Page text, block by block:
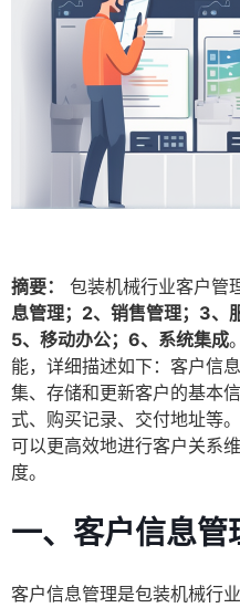
摘要： 包装机械行业客户管
息管理；2、销售管理；3、
5、移动办公；6、系统集成
能，详细描述如下：客户信
集、存储和更新客户的基本
式、购买记录、交付地址等
可以更高效地进行客户关系
度。
一、客户信息管
客户信息管理是包装机械行